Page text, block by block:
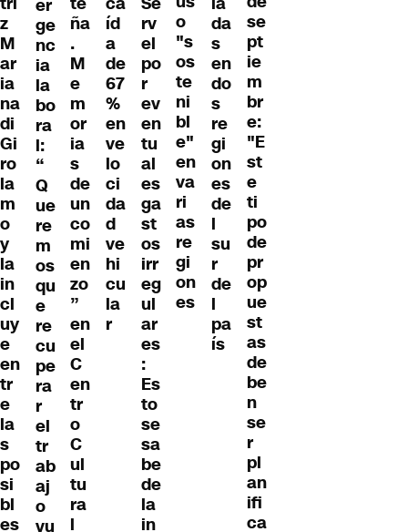
z
M
ar
ia
na
di
Gi
ro
la
m
o
y
la
in
cl
uy
e
en
tr
e
la
s
po
si
bl
es
er
ge
nc
ia
la
bo
ra
l:
“
Q
ue
re
m
os
qu
e
re
cu
pe
ra
r
el
tr
ab
aj
o
vu
ña
.
M
e
m
or
ia
s
de
un
co
mi
en
zo
”
en
el
C
en
tr
o
C
ul
tu
ra
l
íd
a
de
67
%
en
ve
lo
ci
da
d
ve
hi
cu
la
r
rv
el
po
r
ev
en
tu
al
es
ga
st
os
irr
eg
ul
ar
es
:
Es
to
se
sa
be
de
la
in
o
"s
os
te
ni
bl
e"
en
va
ri
as
re
gi
on
es
da
s
en
do
s
re
gi
on
es
de
l
su
r
de
l
pa
ís
se
pt
ie
m
br
e:
"E
st
e
ti
po
de
pr
op
ue
st
as
de
be
n
se
r
pl
an
ifi
ca